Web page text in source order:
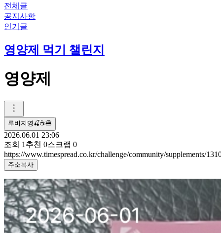
전체글
공지사항
인기글
영양제 먹기 챌린지
영양제
루비지영🍒☕🍔
2026.06.01 23:06
조회 1 추천 0스크랩 0
https://www.timespread.co.kr/challenge/community/supplements/
주소복사